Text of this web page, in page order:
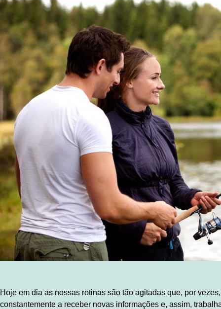
Hoje em dia as nossas rotinas são tão agitadas que, por
constantemente a receber novas informações e, assim,